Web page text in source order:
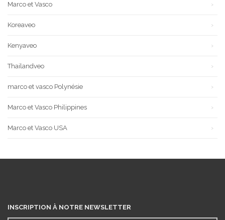
Marco et Vasco
Koreaveo
Kenyaveo
Thailandveo
marco et vasco Polynésie
Marco et Vasco Philippines
Marco et Vasco USA
INSCRIPTION À NOTRE NEWSLETTER